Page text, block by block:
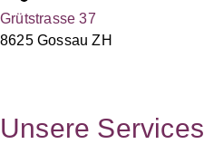
Grütstrasse 37
8625 Gossau ZH
Unsere Services